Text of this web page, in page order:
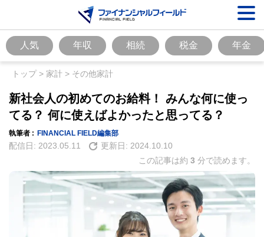
人気 年収 相続 税金 年金
トップ> 家計 > その他家計
新社会人の初めてのお給料！ みんな何に使っ
てる？ 何に使えばよかったと思ってる？
執筆者 : FINANCIAL FIELD編集部
配信日: 2023.05.11 更新日: 2024.10.10
この記事は約 3 分で読めます。